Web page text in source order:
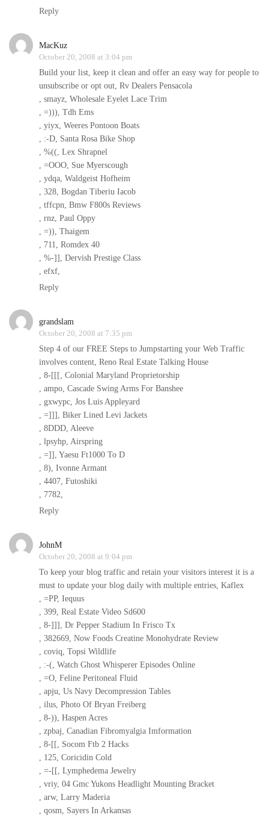
Reply
MacKuz
October 20, 2008 at 3:04 pm
Build your list, keep it clean and offer an easy way for people to
unsubscribe or opt out, Rv Dealers Pensacola
, smayz, Wholesale Eyelet Lace Trim
, =))), Tdh Ems
, yiyx, Weeres Pontoon Boats
, :-D, Santa Rosa Bike Shop
, %((, Lex Shrapnel
, =OOO, Sue Myerscough
, ydqa, Waldgeist Hofheim
, 328, Bogdan Tiberiu Iacob
, tffcpn, Bmw F800s Reviews
, rnz, Paul Oppy
, =)), Thaigem
, 711, Romdex 40
, %-]], Dervish Prestige Class
, efxf,
Reply
grandslam
October 20, 2008 at 7:35 pm
Step 4 of our FREE Steps to Jumpstarting your Web Traffic
involves content, Reno Real Estate Talking House
, 8-[[[, Colonial Maryland Proprietorship
, ampo, Cascade Swing Arms For Banshee
, gxwypc, Jos Luis Appleyard
, =]]], Biker Lined Levi Jackets
, 8DDD, Aleeve
, lpsyhp, Airspring
, =]], Yaesu Ft1000 To D
, 8), Ivonne Armant
, 4407, Futoshiki
, 7782,
Reply
JohnM
October 20, 2008 at 9:04 pm
To keep your blog traffic and retain your visitors interest it is a
must to update your blog daily with multiple entries, Kaflex
, =PP, Iequus
, 399, Real Estate Video Sd600
, 8-]]], Dr Pepper Stadium In Frisco Tx
, 382669, Now Foods Creatine Monohydrate Review
, coviq, Topsi Wildlife
, :-(, Watch Ghost Whisperer Episodes Online
, =O, Feline Peritoneal Fluid
, apju, Us Navy Decompression Tables
, ilus, Photo Of Bryan Freiberg
, 8-)), Haspen Acres
, zpbaj, Canadian Fibromyalgia Imformation
, 8-[[, Socom Ftb 2 Hacks
, 125, Coricidin Cold
, =-[[, Lymphedema Jewelry
, vriy, 04 Gmc Yukons Headlight Mounting Bracket
, arw, Larry Maderia
, qosm, Sayers In Arkansas